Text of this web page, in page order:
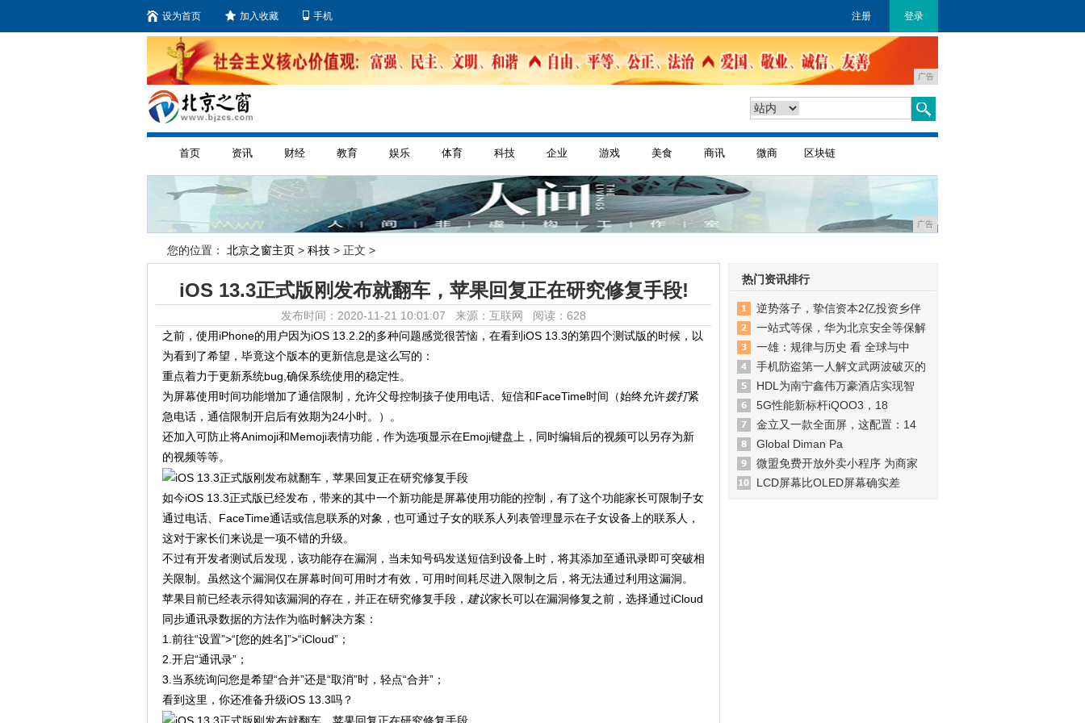
设为首页 加入收藏 手机 注册 登录
广告
首页 资讯 财经 教育 娱乐 体育 科技 企业 游戏 美食 商讯 微商 区块链
广告
您的位置： 北京之窗主页 > 科技 > 正文 >
iOS 13.3正式版刚发布就翻车，苹果回复正在研究修复手段!
发布时间：2020-11-21 10:01:07 来源：互联网 阅读：628
之前，使用iPhone的用户因为iOS 13.2.2的多种问题感觉很苦恼，在看到iOS 13.3的第四个测试版的时候，以
为看到了希望，毕竟这个版本的更新信息是这么写的：
重点着力于更新系统bug,确保系统使用的稳定性。
为屏幕使用时间功能增加了通信限制，允许父母控制孩子使用电话、短信和FaceTime时间（始终允许拨打紧
急电话，通信限制开启后有效期为24小时。）。
还加入可防止将Animoji和Memoji表情功能，作为选项显示在Emoji键盘上，同时编辑后的视频可以另存为新
的视频等等。
如今iOS 13.3正式版已经发布，带来的其中一个新功能是屏幕使用功能的控制，有了这个功能家长可限制子女
通过电话、FaceTime通话或信息联系的对象，也可通过子女的联系人列表管理显示在子女设备上的联系人，
这对于家长们来说是一项不错的升级。
不过有开发者测试后发现，该功能存在漏洞，当未知号码发送短信到设备上时，将其添加至通讯录即可突破相
关限制。虽然这个漏洞仅在屏幕时间可用时才有效，可用时间耗尽进入限制之后，将无法通过利用这漏洞。
苹果目前已经表示得知该漏洞的存在，并正在研究修复手段， 建议家长可以在漏洞修复之前，选择通过iCloud
同步通讯录数据的方法作为临时解决方案：
1.前往“设置”>“[您的姓名]”>“iCloud”；
2.开启“通讯录”；
3.当系统询问您是希望“合并”还是“取消”时，轻点“合并”；
看到这里，你还准备升级iOS 13.3吗？
热门资讯排行
逆势落子，挚信资本2亿投资乡伴
一站式等保，华为北京安全等保解
一雄：规律与历史 看 全球与中
手机防盗第一人解文武两波破灭的
HDL为南宁鑫伟万豪酒店实现智
5G性能新标杆iQOO3，18
金立又一款全面屏，这配置：14
Global Diman Pa
微盟免费开放外卖小程序 为商家
LCD屏幕比OLED屏幕确实差